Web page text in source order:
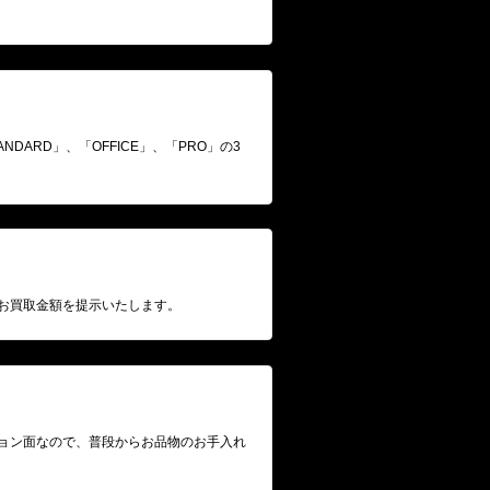
」、「OFFICE」、「PRO」の3
取金額を提示いたします。
ン面なので、普段からお品物のお手入れ